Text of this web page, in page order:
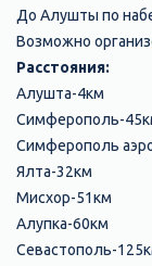
До Алушты по
Возможно
Расстояния:
Алушта-4км
Симферополь-
Симферополь
Ялта-32км
Мисхор-51км
Алупка-60км
Севастополь-